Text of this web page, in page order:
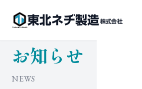
東北ネヂ製造 株式会社
お知らせ
NEWS